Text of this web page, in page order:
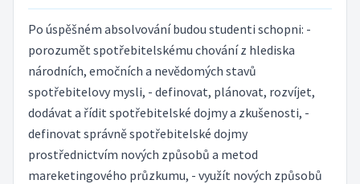
Po úspěšném absolvování budou studenti schopni: -
porozumět spotřebitelskému chování z hlediska
národních, emočních a nevědomých stavů
spotřebitelovy mysli, - definovat, plánovat, rozvíjet,
dodávat a řídit spotřebitelské dojmy a zkušenosti, -
definovat správně spotřebitelské dojmy
prostřednictvím nových způsobů a metod
mareketingového průzkumu, - využít nových způsobů